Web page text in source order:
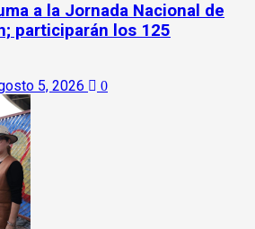
a la Jornada Nacional de
participarán los 125
5, 2026 0